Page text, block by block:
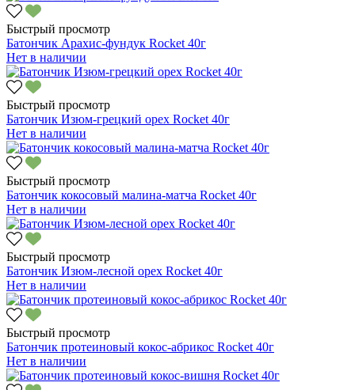
Быстрый просмотр
Батончик Арахис-фундук Rockеt 40г
Нет в наличии
Быстрый просмотр
Батончик Изюм-грецкий орех Rocket 40г
Нет в наличии
Быстрый просмотр
Батончик кокосовый малина-матча Rocket 40г
Нет в наличии
Быстрый просмотр
Батончик Изюм-лесной орех Rocket 40г
Нет в наличии
Быстрый просмотр
Батончик протеиновый кокос-абрикос Rocket 40г
Нет в наличии